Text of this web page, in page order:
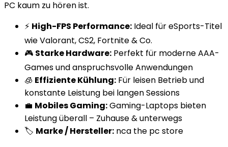
PC kaum zu hören ist.
⚡ High-FPS Performance: Ideal für eSports-Titel
wie Valorant, CS2, Fortnite & Co.
🎮 Starke Hardware: Perfekt für moderne AAA-
Games und anspruchsvolle Anwendungen
🧊 Effiziente Kühlung: Für leisen Betrieb und
konstante Leistung bei langen Sessions
💼 Mobiles Gaming:Gaming-Laptops bieten
Leistung überall – Zuhause & unterwegs
🏷️ Marke / Hersteller: nca the pc store